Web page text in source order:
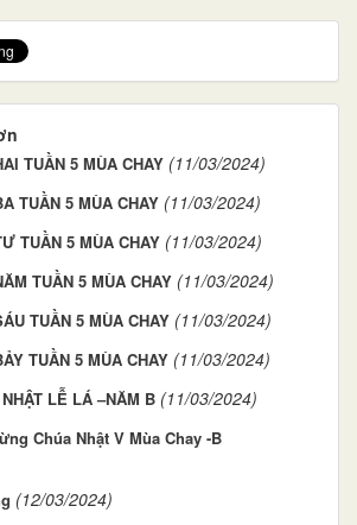
TUẦN 5 MÙA CHAY (11/03/2024)
TUẦN 5 MÙA CHAY (11/03/2024)
TUẦN 5 MÙA CHAY (11/03/2024)
TUẦN 5 MÙA CHAY (11/03/2024)
TUẦN 5 MÙA CHAY (11/03/2024)
TUẦN 5 MÙA CHAY (11/03/2024)
LỄ LÁ –NĂM B (11/03/2024)
Chúa Nhật V Mùa Chay -B
(12/03/2024)